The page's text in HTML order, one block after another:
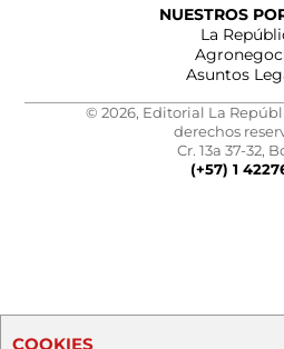
NUESTROS
La
Asuntos
© 2026, Editorial La
derechos
Cr. 13a 37-32,
(+57) 1
COOKIES